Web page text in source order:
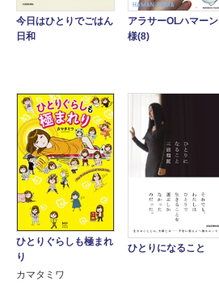
今日はひとりでごはん
日和
アラサーOLハマーン
様(8)
ひとりぐらしも極まれ
り
カマタミワ
ひとりになること